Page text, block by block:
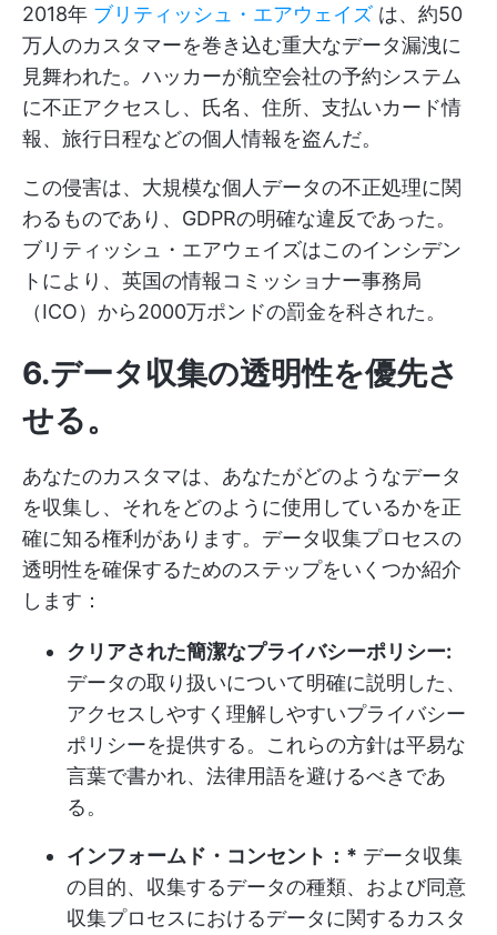
2018年 ブリティッシュ・エアウェイズ は、約50
万人のカスタマーを巻き込む重大なデータ漏洩に
見舞われた。ハッカーが航空会社の予約システム
に不正アクセスし、氏名、住所、支払いカード情
報、旅行日程などの個人情報を盗んだ。
この侵害は、大規模な個人データの不正処理に関
わるものであり、GDPRの明確な違反であった。
ブリティッシュ・エアウェイズはこのインシデン
トにより、英国の情報コミッショナー事務局
（ICO）から2000万ポンドの罰金を科された。
6.データ収集の透明性を優先さ
せる。
あなたのカスタマは、あなたがどのようなデータ
を収集し、それをどのように使用しているかを正
確に知る権利があります。データ収集プロセスの
透明性を確保するためのステップをいくつか紹介
します：
クリアされた簡潔なプライバシーポリシー:
データの取り扱いについて明確に説明した、
アクセスしやすく理解しやすいプライバシー
ポリシーを提供する。これらの方針は平易な
言葉で書かれ、法律用語を避けるべきであ
る。
インフォームド・コンセント：* データ収集
の目的、収集するデータの種類、および同意
収集プロセスにおけるデータに関するカスタ